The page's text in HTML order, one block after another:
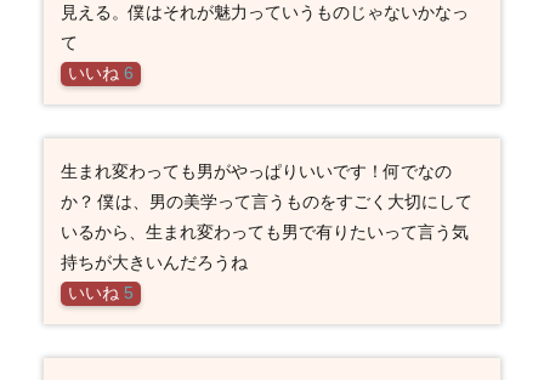
見える。僕はそれが魅力っていうものじゃないかなっ
て
いいね 6
生まれ変わっても男がやっぱりいいです！何でなの
か？ 僕は、男の美学って言うものをすごく大切にして
いるから、生まれ変わっても男で有りたいって言う気
持ちが大きいんだろうね
いいね 5